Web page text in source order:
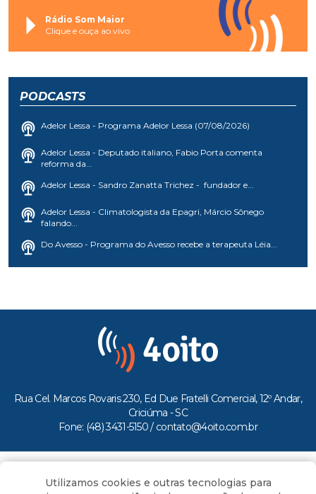
Rádio Som Maior
Clique e ouça ao vivo
PODCASTS
Adelor Lessa - Programa Adelor Lessa (07/08/2026)
Adelor Lessa - Deputado italiano, Fabio Porta comenta
reforma da...
Adelor Lessa - Sandro Zanatta Trichez - fundador e...
Adelor Lessa - Climatologista da Epagri, Márcio Sônego
falando...
Do Avesso - Programa do Avesso recebe a terapeuta Léia...
Rua Cel. Marcos Rovaris 230, Ed Due Fratelli Comercial, 12º Andar,
Criciúma - SC
Fone: (48) 3431-5150 / contato@4oito.com.br
Todos os direitos reservados ao Portal 4oito
Utilizamos cookies e outras tecnologias para